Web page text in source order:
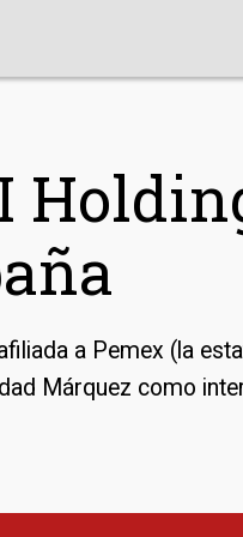
a Pemex (la
Márquez como